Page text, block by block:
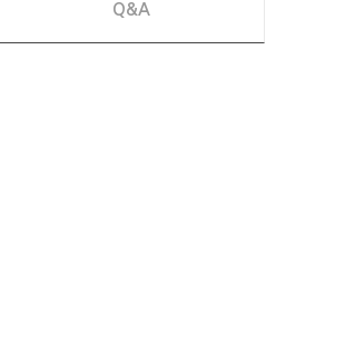
Q&A